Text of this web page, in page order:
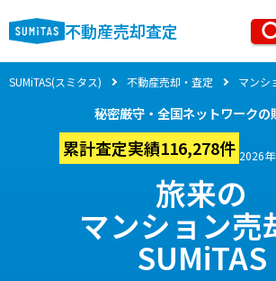
不動産売却査定
SUMiTAS(スミタス) 不動産売却・査定 マンシ
秘密厳守・全国ネットワークの
累計査定実績116,278件 2026
旅来の
マンション売
SUMiTAS